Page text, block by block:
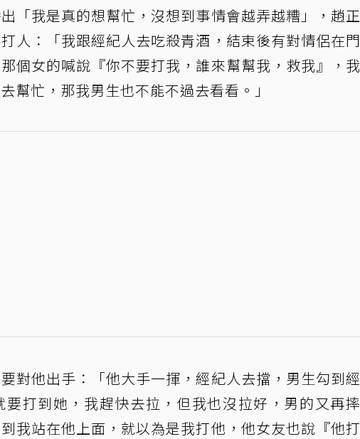
「我是真的想幫忙，沒想到事情會越弄越糟」，趙正
人：「我跟經紀人去吃殺青酒，結束後有對情侶在門
個女的喊說『你不要打我，誰來幫幫我，救我』，我
幫忙，那我男生也不能不過去看看。」
對他出手：「他大手一揮，經紀人去擋，男生勾到經
打到她，我趕快去拉，但我也沒拉好，男的又再摔
我站在他上面，就以為是我打他，他女友也說『他打